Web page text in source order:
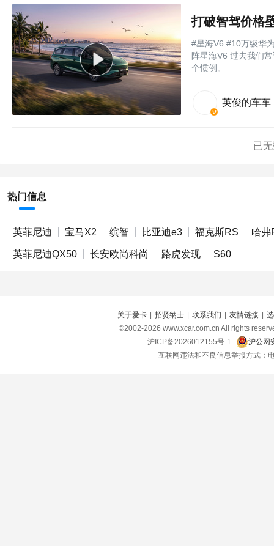
#星海V6 #10万级华
阵星海V6 过去我们
个惯例。
英俊的车车
已
热门信息
英菲尼迪 宝马X2 缤智 比亚迪e3 福克斯RS 哈弗
英菲尼迪QX50 长安欧尚科尚 路虎发现 S60
关于爱卡 | 招贤纳士 | 联系我们 | 友情链接 |
©2002-2026 www.xcar.com.cn All rights
沪ICP备2026012155号-1
沪公网
互联网违法和不良信息举报方式：